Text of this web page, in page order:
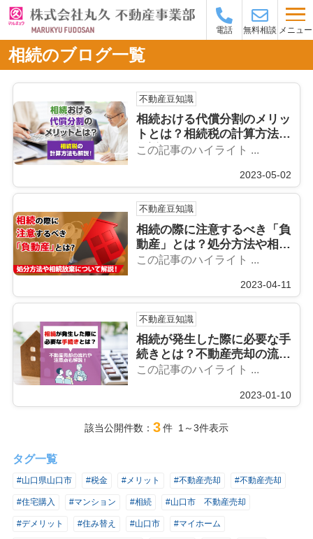
電話 無料相談 メニュー
相続のブログ一覧
不動産豆知識
相続おける代償分割のメリッ
トとは？相続税の計算方法も
解説！
この記事のハイライト ...
2023-05-02
不動産豆知識
相続の際に注意するべき「負
動産」とは？処分方法や相続
放棄について解説！
この記事のハイライト ...
2023-04-11
不動産豆知識
相続が発生した際に必要な手
続きとは？不動産売却の流れ
や注意点も解説！
この記事のハイライト ...
2023-01-10
該当公開件数： 3件 1～3件表示
タグ一覧
#山口県山口市 #税金 #メリット #不動産売却 #不動産売却
#住宅購入 #マンション #相続 #山口市 不動産売却
#デメリット #住み替え #山口市 #マイホーム